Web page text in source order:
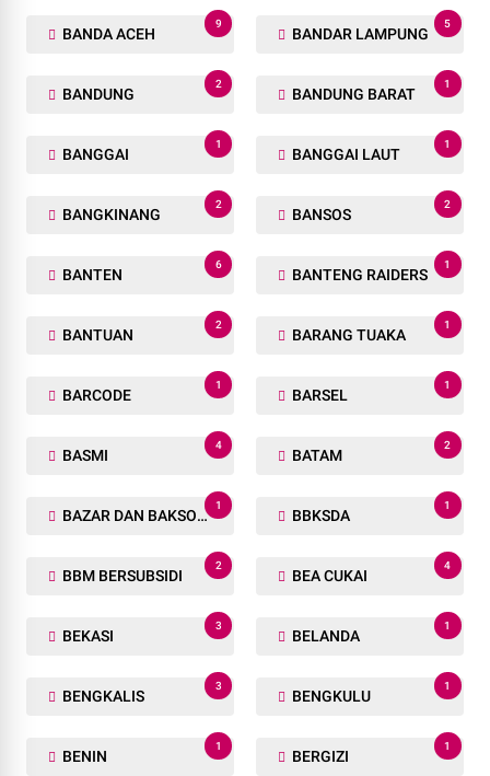
BANDA ACEH
9
BANDAR LAMPUNG
5
BANDUNG
2
BANDUNG BARAT
1
BANGGAI
1
BANGGAI LAUT
1
BANGKINANG
2
BANSOS
2
BANTEN
6
BANTENG RAIDERS
1
BANTUAN
2
BARANG TUAKA
1
BARCODE
1
BARSEL
1
BASMI
4
BATAM
2
BAZAR DAN BAKSOS RAMADHAN
1
BBKSDA
1
BBM BERSUBSIDI
2
BEA CUKAI
4
BEKASI
3
BELANDA
1
BENGKALIS
3
BENGKULU
1
BENIN
1
BERGIZI
1